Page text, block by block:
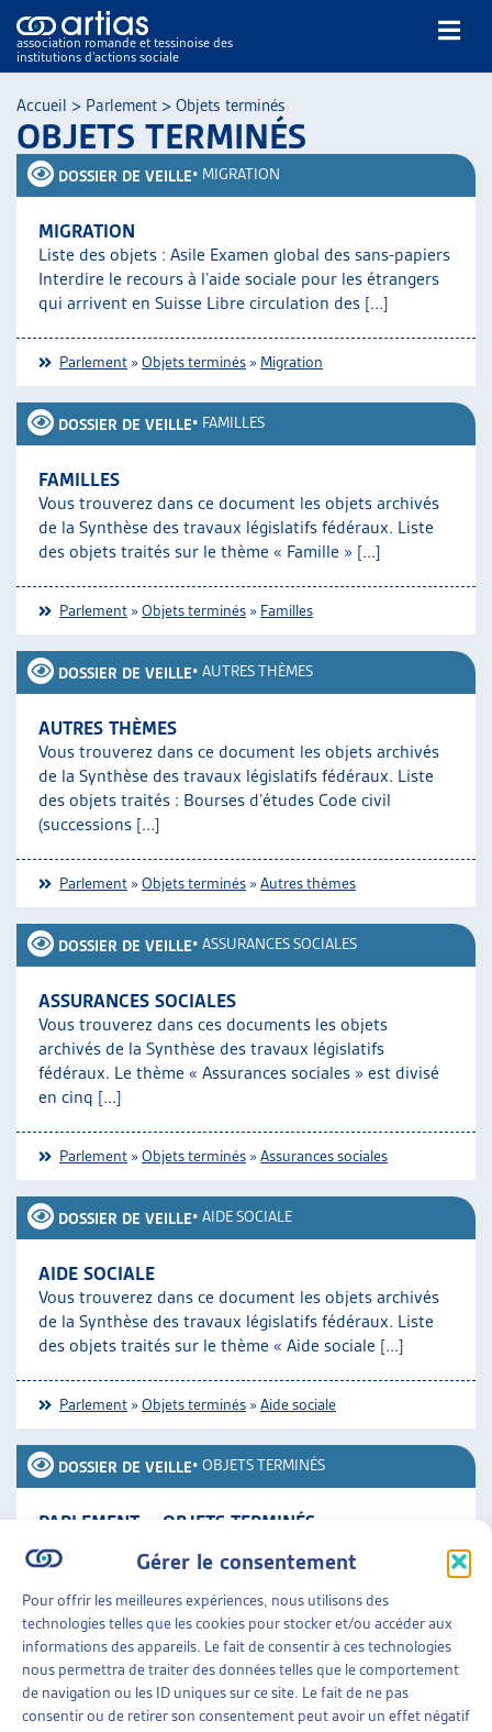
Gérer le consentement
Pour offrir les meilleures expériences, nous utilisons des
technologies telles que les cookies pour stocker et/ou accéder aux
informations des appareils. Le fait de consentir à ces technologies
nous permettra de traiter des données telles que le comportement
de navigation ou les ID uniques sur ce site. Le fait de ne pas
consentir ou de retirer son consentement peut avoir un effet négatif
association romande et tessinoise des
institutions d’actions sociale
NOS PUBLICATIONS
ARTICLES
VEILLE
THÉMATIQUES
GUIDE SOCIAL ROMAND
AUTRES
ARTIAS
L’ASSOCIATION
PROJETS ET ACTIVITÉS
Accueil > Parlement > Objets terminés
OBJETS TERMINÉS
DOSSIER DE VEILLE• MIGRATION
MIGRATION
Liste des objets : Asile Examen global des sans-papiers
Interdire le recours à l’aide sociale pour les étrangers
qui arrivent en Suisse Libre circulation des [...]
Parlement »Objets terminés » Migration
DOSSIER DE VEILLE• FAMILLES
FAMILLES
Vous trouverez dans ce document les objets archivés
de la Synthèse des travaux législatifs fédéraux. Liste
des objets traités sur le thème « Famille » [...]
Parlement »Objets terminés » Familles
DOSSIER DE VEILLE• AUTRES THÈMES
AUTRES THÈMES
Vous trouverez dans ce document les objets archivés
de la Synthèse des travaux législatifs fédéraux. Liste
des objets traités : Bourses d’études Code civil
(successions [...]
Parlement »Objets terminés »Autres thèmes
DOSSIER DE VEILLE• ASSURANCES SOCIALES
ASSURANCES SOCIALES
Vous trouverez dans ces documents les objets
archivés de la Synthèse des travaux législatifs
fédéraux. Le thème « Assurances sociales » est divisé
en cinq [...]
Parlement »Objets terminés »Assurances sociales
DOSSIER DE VEILLE• AIDE SOCIALE
AIDE SOCIALE
Vous trouverez dans ce document les objets archivés
de la Synthèse des travaux législatifs fédéraux. Liste
des objets traités sur le thème « Aide sociale [...]
Parlement »Objets terminés »Aide sociale
DOSSIER DE VEILLE• OBJETS TERMINÉS
PARLEMENT – OBJETS TERMINÉS
Synthèse des travaux législatifs fédéraux La veille
législative de l’Artias en un condensé des objets en
cours qui comporte le résumé des objets traités
durant [...]
Parlement »Objets terminés